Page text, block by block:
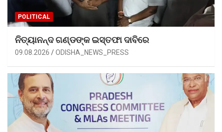
POLITICAL
ନିତ୍ୟାନନ୍ଦ ଗଣ୍ଡଙ୍କ ଇସ୍ତଫା ଦାବିରେ
09.08.2026 ODISHA_NEWS_PRESS